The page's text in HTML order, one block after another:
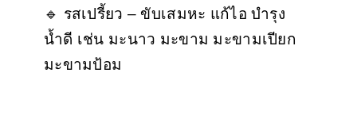
🔹 รสเปรี้ยว – ขับเสมหะ แก้ไอ บำรุง
น้ำดี เช่น มะนาว มะขาม มะขามเปียก
มะขามป้อม